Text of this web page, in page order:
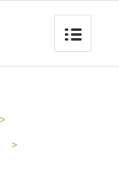
>
>